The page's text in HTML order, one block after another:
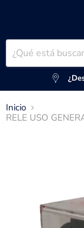
Inicio
RELE USO